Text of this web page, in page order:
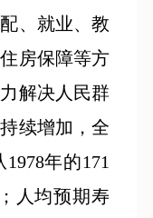
、就业、教
房保障等方
解决人民群
续增加，全
年的171
人均预期寿